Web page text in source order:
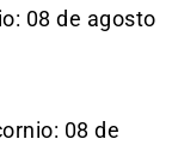
08 de agosto
08 de